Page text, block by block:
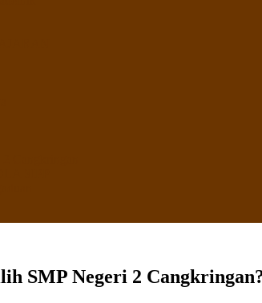
SMP Negeri 2